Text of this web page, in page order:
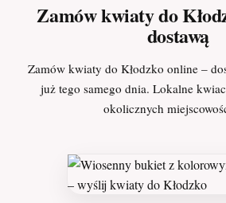
Zamów kwiaty do
dostawą
Zamów kwiaty do Kłodzko online –
już tego samego dnia. Lokalne
okolicznych